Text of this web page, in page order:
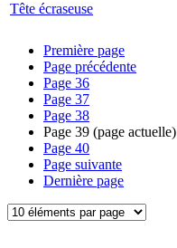
Tête écraseuse
Première page
Page précédente
Page 36
Page 37
Page 38
Page 39 (page actuelle)
Page 40
Page suivante
Dernière page